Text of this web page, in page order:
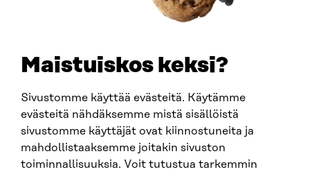
Maistuiskos keksi?
Sivustomme käyttää evästeitä. Käytämme
evästeitä nähdäksemme mistä sisällöistä
sivustomme käyttäjät ovat kiinnostuneita ja
mahdollistaaksemme joitakin sivuston
toiminnallisuuksia. Voit tutustua tarkemmin
firstname.lastname@sitra.fi
SITRA ON SOCIAL MEDIA